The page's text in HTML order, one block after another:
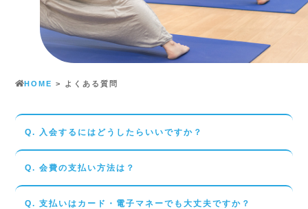
HOME > よくある質問
Q. 入会するにはどうしたらいいですか？
Q. 会費の支払い方法は？
Q. 支払いはカード・電子マネーでも大丈夫ですか？